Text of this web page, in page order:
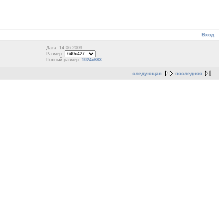
Вход
Дата: 14.06.2009
Размер:
Полный размер: 1024x683
следующая последняя